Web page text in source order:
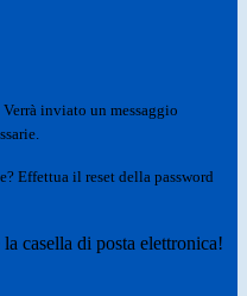
Verrà inviato un messaggio
Effettua il reset della password
casella di posta elettronica!